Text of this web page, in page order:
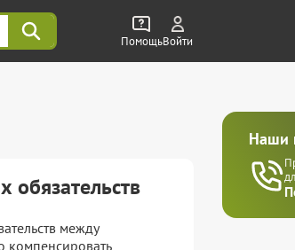
ПомощьВойти
Наши
между
компенсировать